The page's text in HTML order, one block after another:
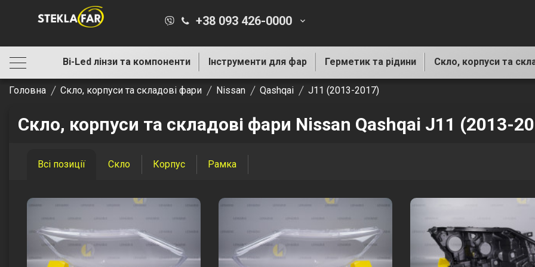
+38 093 426-0000 keyboard_arrow_down
Bi-Led лінзи та компоненти Інструменти для фар Герметик та рідини Скло, корпуси та
Головна Скло, корпуси та складові фари Nissan Qashqai J11 (2013-2017)
Скло, корпуси та складові фари Nissan Qashqai J11 (2013-
Всі позиції Скло Корпус Рамка